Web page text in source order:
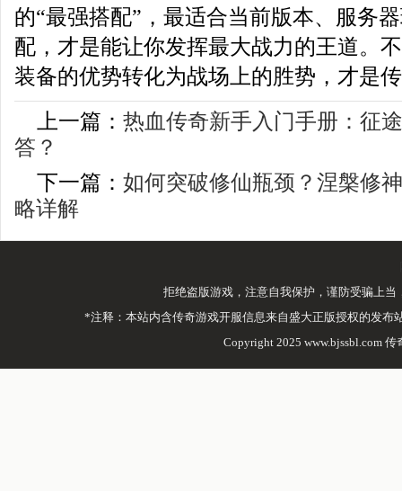
的“最强搭配”，最适合当前版本、服务
配，才是能让你发挥最大战力的王道。
装备的优势转化为战场上的胜势，才是
上一篇： 热血传奇新手入门手册：征
答？
下一篇： 如何突破修仙瓶颈？涅槃修
略详解
拒绝盗版游戏，注意自我保护，谨防受骗上
*注释：本站内含传奇游戏开服信息来自盛大正版授权的发
Copyright 2025 www.bjssbl.com